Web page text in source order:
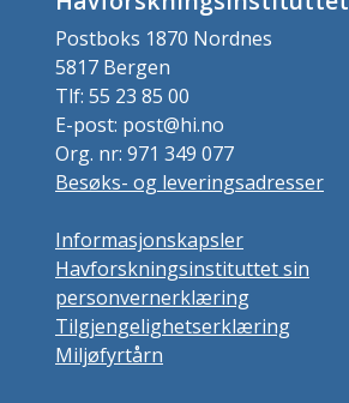
Postboks 1870 Nordnes
5817 Bergen
Tlf: 55 23 85 00
E-post: post@hi.no
Org. nr: 971 349 077
Besøks- og leveringsadresser
Informasjonskapsler
Havforskningsinstituttet sin
personvernerklæring
Tilgjengelighetserklæring
Miljøfyrtårn